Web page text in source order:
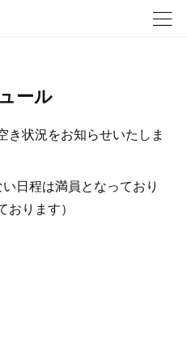
ール
き状況をお知らせいたしま
日程は満員となっており
ります）